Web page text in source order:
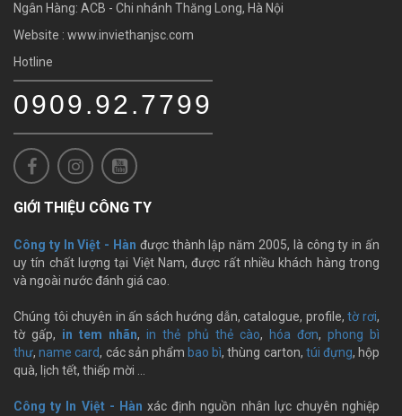
Ngân Hàng: ACB - Chi nhánh Thăng Long, Hà Nội
Website : www.inviethanjsc.com
Hotline
0909.92.7799
GIỚI THIỆU CÔNG TY
Công ty In Việt - Hàn được thành lập năm 2005, là công ty in ấn
uy tín chất lượng tại Việt Nam, được rất nhiều khách hàng trong
và ngoài nước đánh giá cao.
Chúng tôi chuyên in ấn sách hướng dẫn, catalogue, profile,tờ rơi,
tờ gấp, in tem nhãn,in thẻ phủ thẻ cào, hóa đơn, phong bì
thư,name card, các sản phẩm bao bì, thùng carton, túi đựng, hộp
quà, lịch tết, thiếp mời …
Công ty In Việt - Hàn xác định nguồn nhân lực chuyên nghiệp